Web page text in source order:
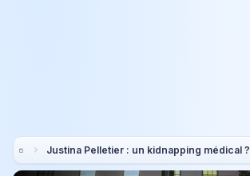
Justina Pelletier : un kidnapping médical ?